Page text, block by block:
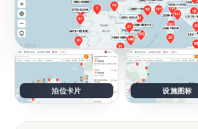
泊位卡片 设施图标